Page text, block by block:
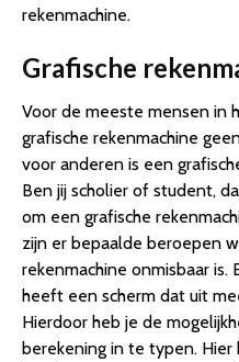
rekenmachine.
Grafische
Voor de meeste mensen in
grafische rekenmachine
voor anderen is een
Ben jij scholier of student,
om een grafische
zijn er bepaalde beroepen
rekenmachine onmisbaar is.
heeft een scherm dat uit
Hierdoor heb je de
berekening in te typen. Hier